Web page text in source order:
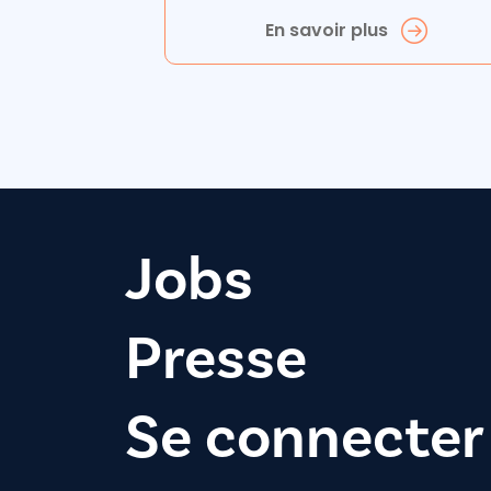
En savoir plus
Jobs
Presse
Se connecter